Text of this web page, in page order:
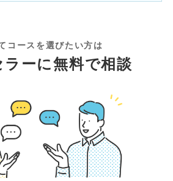
コースを選びたい方は
ーに無料で相談